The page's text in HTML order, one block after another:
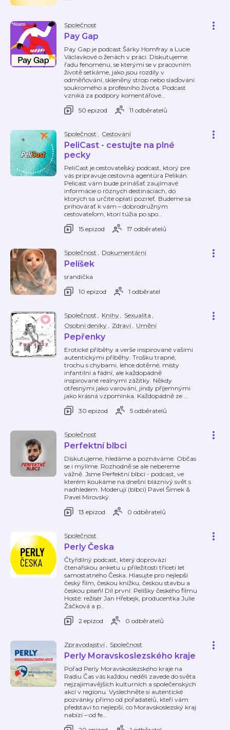
Společnost
Pay Gap
Pay Gap je podcast Šárky Homfray a Lucie
Václavkové o ženách v práci. Diskutujeme
řadu fenoménu, se kterými se v pracovním
životě setkáme, jako jsou rozdíly v
odměňování, skleněný strop nebo slaďování
soukromého a profesního života. Podcast
vzniká za podpory komentářové…
50 epizod
11 odběratelů
Společnost , Cestování
PeliCast - cestujte na plné
pecky
PeliCast je cestovateľský podcast, ktorý pre
vás pripravuje cestovná agentúra Pelikán.
Pelicast vám bude prinášať zaujímavé
informácie o rôznych destináciách, do
ktorých sa určite oplatí pozrieť. Budeme sa
prihovárať k vám – dobrodružným
cestovateľom, ktorí túžia po spo…
15 epizod
17 odběratelů
Společnost , Dokumentární
Pelíšek
srandička
10 epizod
1 odběratel
Společnost , Knihy, Sexualita ,
Osobní deníky, Zdraví, Umění
Pepřenky
Erotické příběhy a verše inspirované vašimi
autentickými příběhy. Trošku trapné,
trochu s chybami, lehce dotěrné, místy
infantilní a fádní, ale každopádně
inspirované reálnými zážitky. Někdy
otřesnými jako varování, jindy příjemnými
jako krásná vzpomínka. Každopádně ze …
30 epizod
5 odběratelů
Společnost
Perfektní blbci
Diskutujeme, hledáme a poznáváme. Občas
se i mýlíme. Rozhodně se ale nebereme
vážně. Jsme Perfektní blbci - podcast, ve
kterém koukáme na dnešní bláznivý svět s
nadhledem. Moderují (blbci) Pavel Šimek &
Pavel Mirovský.
13 epizod
0 odběratelů
Společnost
Perly Česka
Čtyřdílný podcast, který doprovází
čtenářskou anketu u příležitosti třiceti let
samostatného Česka. Hlasujte pro nejlepší
český film, českou knížku, českou stavbu a
českou píseň! Díl první: Pelíšky českého filmu
Hosté: režisér Jan Hřebejk, producentka Julie
Žáčková a p…
2 epizod
0 odběratelů
Zpravodajství, Společnost
Perly Moravskoslezského kraje
Pořad Perly Moravskoslezského kraje na
Radiu Čas vás každou neděli zavede do světa
nejzajímavějších kulturních a společenských
akcí v regionu. Vyslechněte si autentické
pozvánky přímo od pořadatelů, kteří vám
představí to nejlepší, co Moravskoslezský kraj
nabízí – od fe…